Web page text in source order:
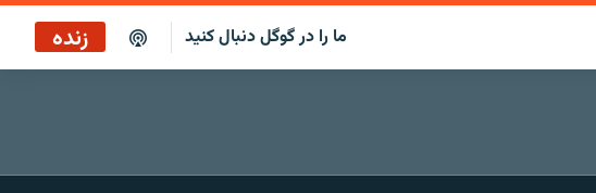
ما را در گوگل دنبال کنید زنده